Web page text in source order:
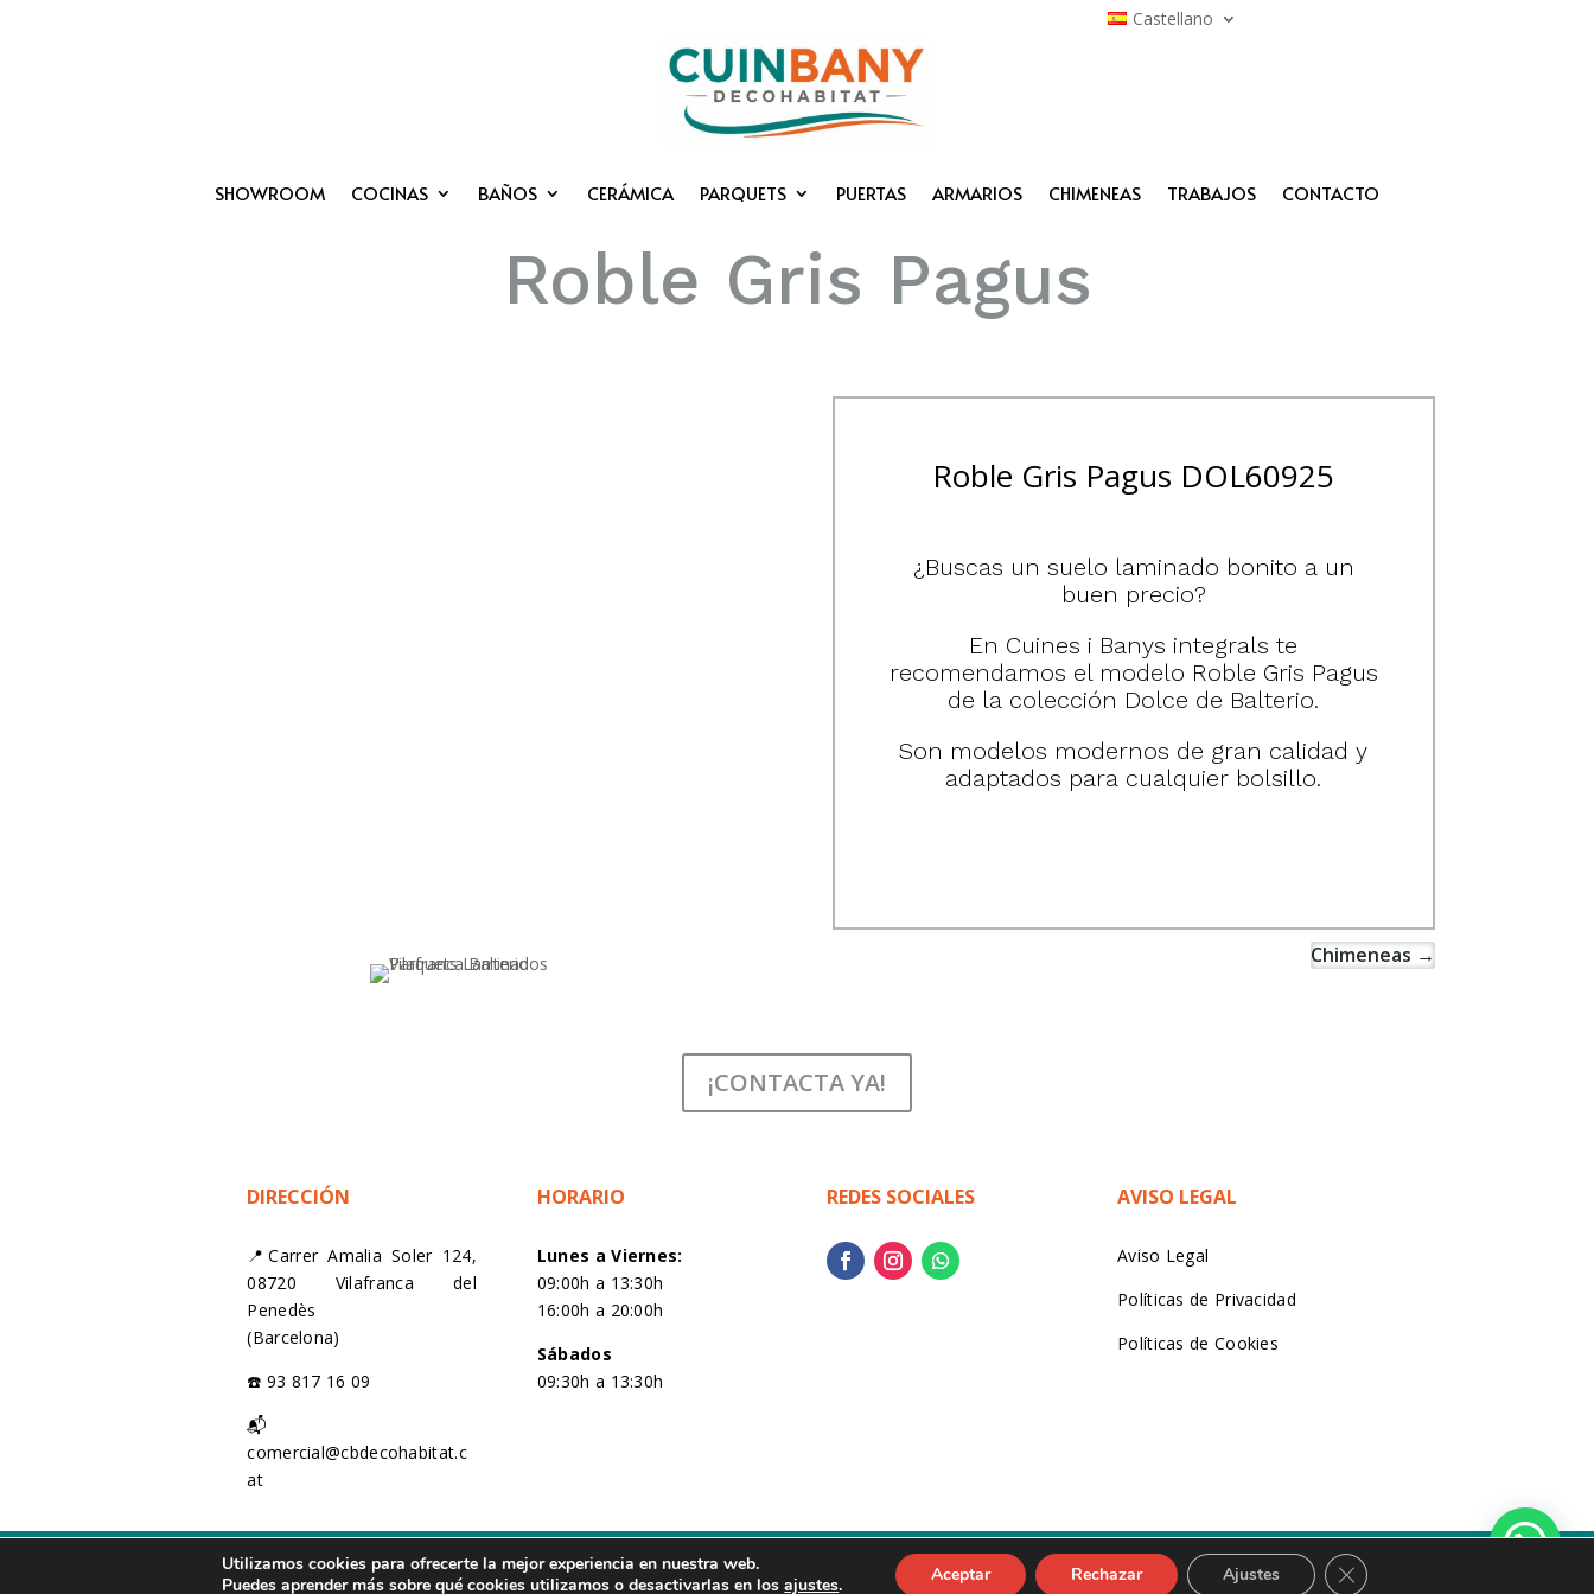
Castellano
SHOWROOM COCINAS BAÑOS CERÁMICA PARQUETS PUERTAS ARMARIOS CHIMENEAS TRABAJOS CONTACTO
Roble Gris Pagus
Roble Gris Pagus DOL60925
¿Buscas un suelo laminado bonito a un
buen precio?
En Cuines i Banys integrals te
recomendamos el modelo Roble Gris Pagus
de la colección Dolce de Balterio.
Son modelos modernos de gran calidad y
adaptados para cualquier bolsillo.
Chimeneas →
¡CONTACTA YA!
DIRECCIÓN
📍Carrer Amalia Soler 124,
08720 Vilafranca del
Penedès
(Barcelona)
☎️ 93 817 16 09
📬
comercial@cbdecohabitat.c
at
HORARIO
Lunes a Viernes:
09:00h a 13:30h
16:00h a 20:00h
Sábados
09:30h a 13:30h
REDES SOCIALES AVISO LEGAL
Aviso Legal
Políticas de Privacidad
Políticas de Cookies
© 2021 – 2026 CuinBany Decohabitat Vilafranca | Página Web creada porCreaSitios.com
Utilizamos cookies para ofrecerte la mejor experiencia en nuestra web.
Puedes aprender más sobre qué cookies utilizamos o desactivarlas en losajustes. Aceptar Rechazar Ajustes Cerrar el banner de cookies